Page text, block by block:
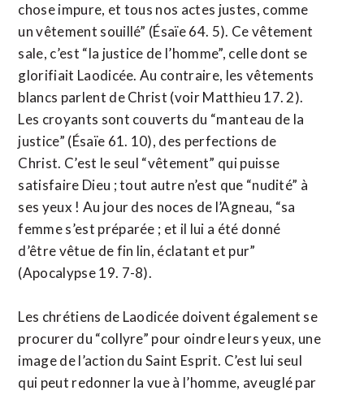
chose impure, et tous nos actes justes, comme
un vêtement souillé” (Ésaïe 64. 5). Ce vêtement
sale, c’est “la justice de l’homme”, celle dont se
glorifiait Laodicée. Au contraire, les vêtements
blancs parlent de Christ (voir Matthieu 17. 2).
Les croyants sont couverts du “manteau de la
justice” (Ésaïe 61. 10), des perfections de
Christ. C’est le seul “vêtement” qui puisse
satisfaire Dieu ; tout autre n’est que “nudité” à
ses yeux ! Au jour des noces de l’Agneau, “sa
femme s’est préparée ; et il lui a été donné
d’être vêtue de fin lin, éclatant et pur”
(Apocalypse 19. 7-8).
Les chrétiens de Laodicée doivent également se
procurer du “collyre” pour oindre leurs yeux, une
image de l’action du Saint Esprit. C’est lui seul
qui peut redonner la vue à l’homme, aveuglé par